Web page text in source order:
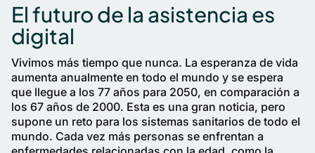
Netherlands
Sweden
United Kingdom
El futuro de la asistencia es
digital
Vivimos más tiempo que nunca. La esperanza de vida
aumenta anualmente en todo el mundo y se espera
que llegue a los 77 años para 2050, en comparación a
los 67 años de 2000. Esta es una gran noticia, pero
supone un reto para los sistemas sanitarios de todo el
mundo. Cada vez más personas se enfrentan a